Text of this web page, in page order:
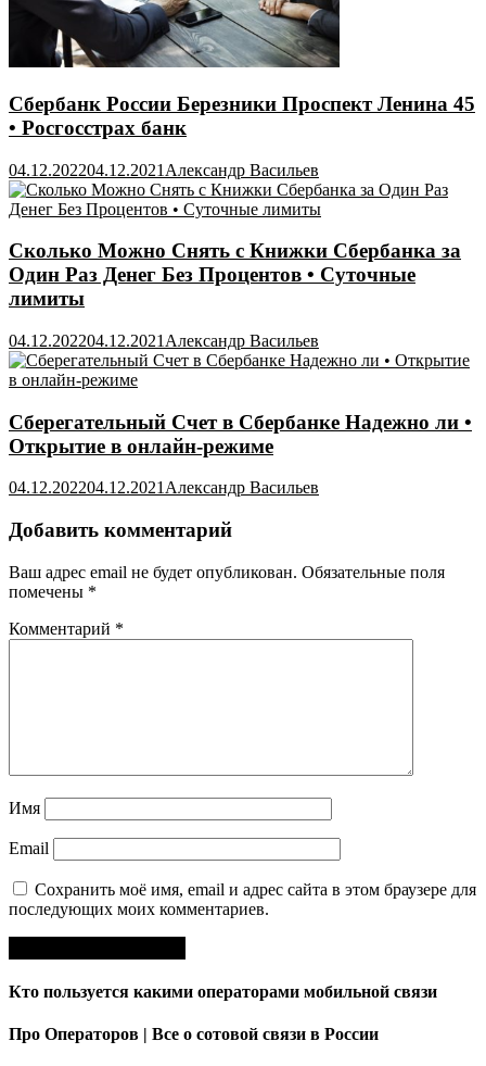
Сбербанк России Березники Проспект Ленина 45
• Росгосстрах банк
04.12.202204.12.2021 Александр Васильев
Сколько Можно Снять с Книжки Сбербанка за
Один Раз Денег Без Процентов • Суточные
лимиты
04.12.202204.12.2021 Александр Васильев
Сберегательный Счет в Сбербанке Надежно ли •
Открытие в онлайн-режиме
04.12.202204.12.2021Александр Васильев
Добавить комментарий
Ваш адрес email не будет опубликован. Обязательные поля
помечены *
Комментарий *
Имя
Email
Сохранить моё имя, email и адрес сайта в этом браузере для
последующих моих комментариев.
Кто пользуется какими операторами мобильной связи
Про Операторов | Все о сотовой связи в России